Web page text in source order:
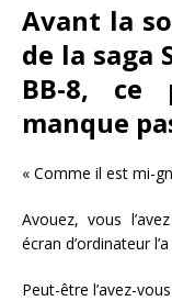
Avant la
de la saga
BB-8,
manque
« Comme il est mi-
Avouez, vous
écran d’ordinateur
Peut-être l’avez-